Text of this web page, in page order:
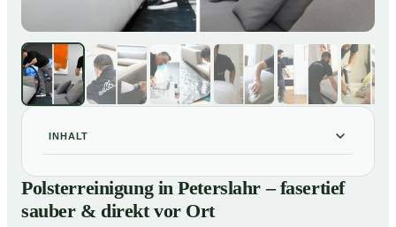
INHALT
Polsterreinigung in Peterslahr – fasertief sauber &
direkt vor Ort
Polsterreinigung in Peterslahr – fasertief
sauber & direkt vor Ort